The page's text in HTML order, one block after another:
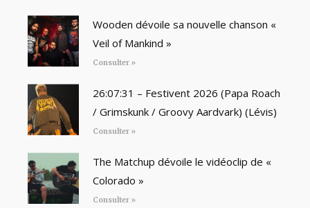
Wooden dévoile sa nouvelle chanson «
Veil of Mankind »
Consulter »
26:07:31 – Festivent 2026 (Papa Roach
/ Grimskunk / Groovy Aardvark) (Lévis)
Consulter »
The Matchup dévoile le vidéoclip de «
Colorado »
Consulter »